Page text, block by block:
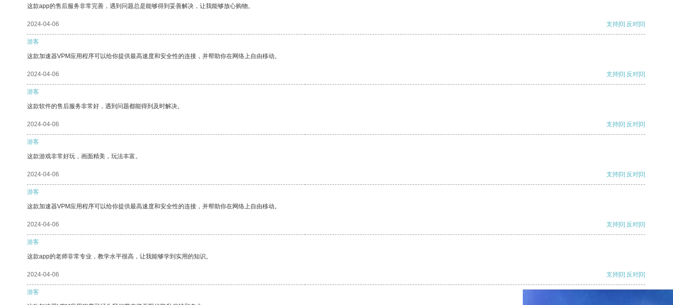
这款app的售后服务非常完善，遇到问题总是能够得到妥善解决，让我能够放心购物。
2024-04-06 支持[0] 反对[0]
游客
这款加速器VPM应用程序可以给你提供最高速度和安全性的连接，并帮助你在网络上自由移动。
2024-04-06 支持[0] 反对[0]
游客
这款软件的售后服务非常好，遇到问题都能得到及时解决。
2024-04-06 支持[0] 反对[0]
游客
这款游戏非常好玩，画面精美，玩法丰富。
2024-04-06 支持[0] 反对[0]
游客
这款加速器VPM应用程序可以给你提供最高速度和安全性的连接，并帮助你在网络上自由移动。
2024-04-06 支持[0] 反对[0]
游客
这款app的老师非常专业，教学水平很高，让我能够学到实用的知识。
2024-04-06 支持[0] 反对[0]
游客